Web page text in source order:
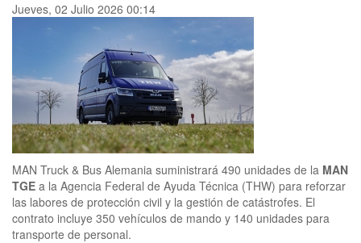
Jueves, 02 Julio 2026 00:14
MAN Truck & Bus Alemania suministrará 490 unidades de la MAN
TGE a la Agencia Federal de Ayuda Técnica (THW) para reforzar
las labores de protección civil y la gestión de catástrofes. El
contrato incluye 350 vehículos de mando y 140 unidades para
transporte de personal.